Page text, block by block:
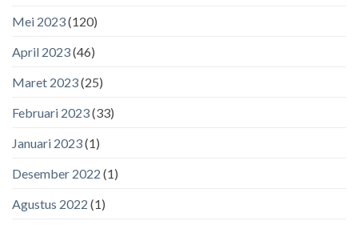
Mei 2023(120)
April 2023(46)
Maret 2023(25)
Februari 2023(33)
Januari 2023(1)
Desember 2022 (1)
Agustus 2022 (1)